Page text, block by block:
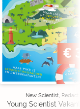
€
New Scientist,
Young Scientist